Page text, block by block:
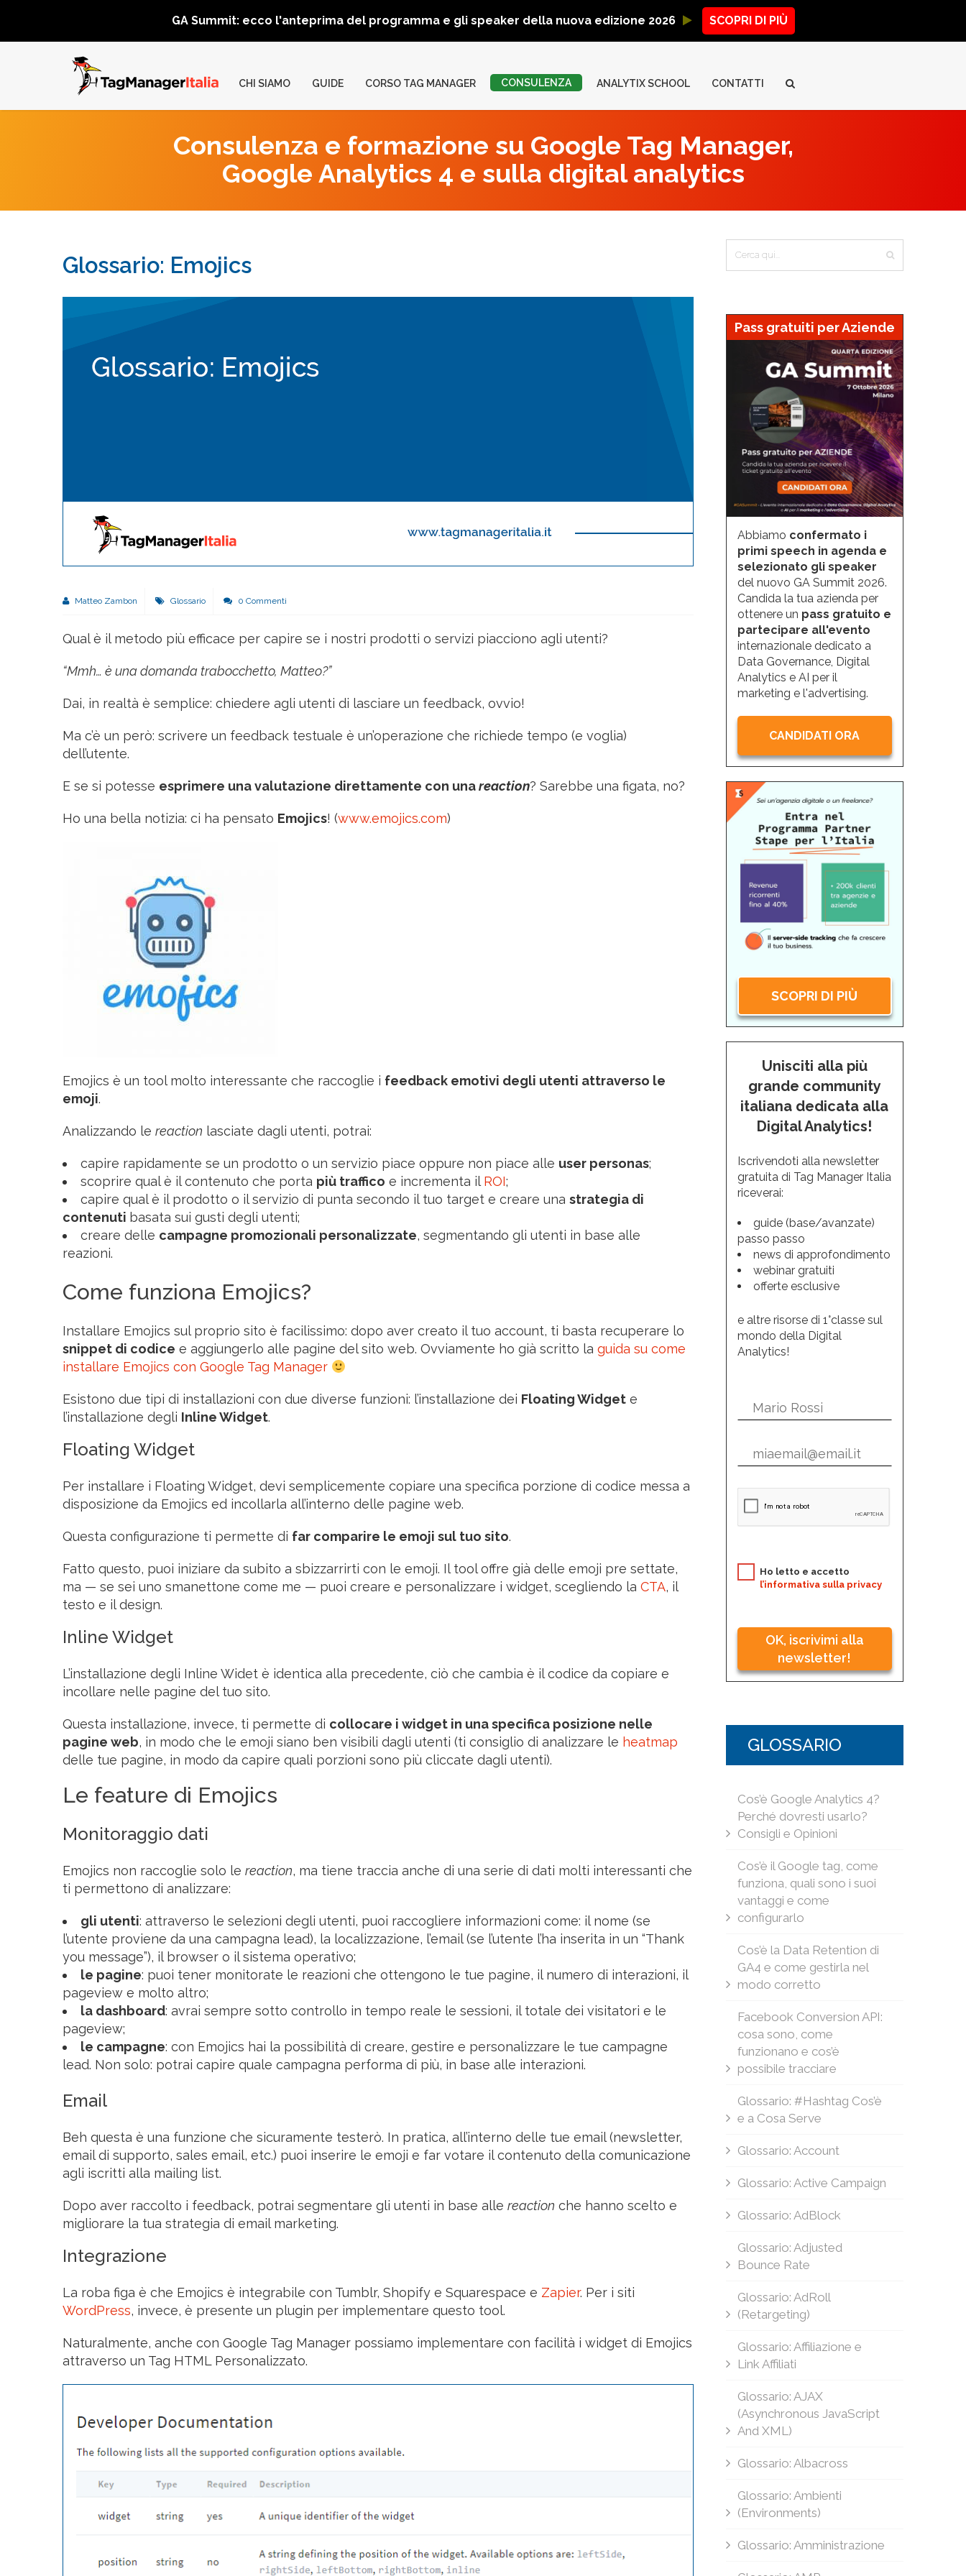
GA Summit: ecco l'anteprima del programma e gli speaker della nuova edizione 2026 SCOPRI DI PIÙ
CHI SIAMO GUIDE CORSO TAG MANAGER CONSULENZA ANALYTIX SCHOOL CONTATTI
Consulenza e formazione su Google Tag Manager,
Google Analytics 4 e sulla digital analytics
Glossario: Emojics
Matteo Zambon Glossario 0 Commenti
Qual è il metodo più efficace per capire se i nostri prodotti o servizi piacciono agli utenti?
“Mmh… è una domanda trabocchetto, Matteo?”
Dai, in realtà è semplice: chiedere agli utenti di lasciare un feedback, ovvio!
Ma c’è un però: scrivere un feedback testuale è un’operazione che richiede tempo (e voglia)
dell’utente.
E se si potesse esprimere una valutazione direttamente con unareaction? Sarebbe una figata, no?
Ho una bella notizia: ci ha pensato Emojics! (www.emojics.com)
Emojics è un tool molto interessante che raccoglie i feedback emotivi degli utenti attraverso le
emoji.
Analizzando le reaction lasciate dagli utenti, potrai:
capire rapidamente se un prodotto o un servizio piace oppure non piace alle user personas;
scoprire qual è il contenuto che porta più traffico e incrementa il ROI;
capire qual è il prodotto o il servizio di punta secondo il tuo target e creare una strategia di
contenuti basata sui gusti degli utenti;
creare delle campagne promozionali personalizzate, segmentando gli utenti in base alle
reazioni.
Come funziona Emojics?
Installare Emojics sul proprio sito è facilissimo: dopo aver creato il tuo account, ti basta recuperare lo
snippet di codice e aggiungerlo alle pagine del sito web. Ovviamente ho già scritto la guida su come
installare Emojics con Google Tag Manager
Esistono due tipi di installazioni con due diverse funzioni: l’installazione dei Floating Widget e
l’installazione degli Inline Widget.
Floating Widget
Per installare i Floating Widget, devi semplicemente copiare una specifica porzione di codice messa a
disposizione da Emojics ed incollarla all’interno delle pagine web.
Questa configurazione ti permette di far comparire le emoji sul tuo sito.
Fatto questo, puoi iniziare da subito a sbizzarrirti con le emoji. Il tool offre già delle emoji pre settate,
ma — se sei uno smanettone come me — puoi creare e personalizzare i widget, scegliendo la CTA, il
testo e il design.
Inline Widget
L’installazione degli Inline Widet è identica alla precedente, ciò che cambia è il codice da copiare e
incollare nelle pagine del tuo sito.
Questa installazione, invece, ti permette di collocare i widget in una specifica posizione nelle
pagine web, in modo che le emoji siano ben visibili dagli utenti (ti consiglio di analizzare le heatmap
delle tue pagine, in modo da capire quali porzioni sono più cliccate dagli utenti).
Le feature di Emojics
Monitoraggio dati
Emojics non raccoglie solo le reaction, ma tiene traccia anche di una serie di dati molti interessanti che
ti permettono di analizzare:
gli utenti: attraverso le selezioni degli utenti, puoi raccogliere informazioni come: il nome (se
l’utente proviene da una campagna lead), la localizzazione, l’email (se l’utente l’ha inserita in un “Thank
you message”), il browser o il sistema operativo;
le pagine: puoi tener monitorate le reazioni che ottengono le tue pagine, il numero di interazioni, il
pageview e molto altro;
la dashboard: avrai sempre sotto controllo in tempo reale le sessioni, il totale dei visitatori e le
pageview;
le campagne: con Emojics hai la possibilità di creare, gestire e personalizzare le tue campagne
lead. Non solo: potrai capire quale campagna performa di più, in base alle interazioni.
Email
Beh questa è una funzione che sicuramente testerò. In pratica, all’interno delle tue email (newsletter,
email di supporto, sales email, etc.) puoi inserire le emoji e far votare il contenuto della comunicazione
agli iscritti alla mailing list.
Dopo aver raccolto i feedback, potrai segmentare gli utenti in base alle reaction che hanno scelto e
migliorare la tua strategia di email marketing.
Integrazione
La roba figa è che Emojics è integrabile con Tumblr, Shopify e Squarespace e Zapier. Per i siti
WordPress, invece, è presente un plugin per implementare questo tool.
Naturalmente, anche con Google Tag Manager possiamo implementare con facilità i widget di Emojics
attraverso un Tag HTML Personalizzato.
Pass gratuiti per Aziende
Abbiamo confermato i
primi speech in agenda e
selezionato gli speaker
del nuovo GA Summit 2026.
Candida la tua azienda per
ottenere un pass gratuito e
partecipare all'evento
internazionale dedicato a
Data Governance, Digital
Analytics e AI per il
marketing e l'advertising.
CANDIDATI ORA
SCOPRI DI PIÙ
Unisciti alla più
grande community
italiana dedicata alla
Digital Analytics!
Iscrivendoti alla newsletter
gratuita di Tag Manager Italia
riceverai:
guide (base/avanzate)
passo passo
news di approfondimento
webinar gratuiti
offerte esclusive
e altre risorse di 1°classe sul
mondo della Digital
Analytics!
Ho letto e accetto
l’informativa sulla privacy
OK, iscrivimi alla
newsletter!
GLOSSARIO
Cos’è Google Analytics 4?
Perché dovresti usarlo?
Consigli e Opinioni
Cos’è il Google tag, come
funziona, quali sono i suoi
vantaggi e come
configurarlo
Cos’è la Data Retention di
GA4 e come gestirla nel
modo corretto
Facebook Conversion API:
cosa sono, come
funzionano e cos’è
possibile tracciare
Glossario: #Hashtag Cos’è
e a Cosa Serve
Glossario: Account
Glossario: Active Campaign
Glossario: AdBlock
Glossario: Adjusted
Bounce Rate
Glossario: AdRoll
(Retargeting)
Glossario: Affiliazione e
Link Affiliati
Glossario: AJAX
(Asynchronous JavaScript
And XML)
Glossario: Albacross
Glossario: Ambienti
(Environments)
Glossario: Amministrazione